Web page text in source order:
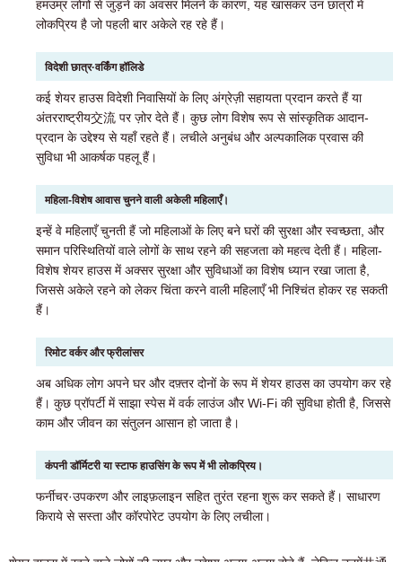
हमउम्र लोगों से जुड़ने का अवसर मिलने के कारण, यह खासकर उन छात्रों में
लोकप्रिय है जो पहली बार अकेले रह रहे हैं।
विदेशी छात्र·वर्किंग हॉलिडे
कई शेयर हाउस विदेशी निवासियों के लिए अंग्रेज़ी सहायता प्रदान करते हैं या
अंतरराष्ट्रीय交流 पर ज़ोर देते हैं। कुछ लोग विशेष रूप से सांस्कृतिक आदान-
प्रदान के उद्देश्य से यहाँ रहते हैं। लचीले अनुबंध और अल्पकालिक प्रवास की
सुविधा भी आकर्षक पहलू हैं।
महिला-विशेष आवास चुनने वाली अकेली महिलाएँ।
इन्हें वे महिलाएँ चुनती हैं जो महिलाओं के लिए बने घरों की सुरक्षा और स्वच्छता, और
समान परिस्थितियों वाले लोगों के साथ रहने की सहजता को महत्व देती हैं। महिला-
विशेष शेयर हाउस में अक्सर सुरक्षा और सुविधाओं का विशेष ध्यान रखा जाता है,
जिससे अकेले रहने को लेकर चिंता करने वाली महिलाएँ भी निश्चिंत होकर रह सकती
हैं।
रिमोट वर्कर और फ्रीलांसर
अब अधिक लोग अपने घर और दफ़्तर दोनों के रूप में शेयर हाउस का उपयोग कर रहे
हैं। कुछ प्रॉपर्टी में साझा स्पेस में वर्क लाउंज और Wi-Fi की सुविधा होती है, जिससे
काम और जीवन का संतुलन आसान हो जाता है।
कंपनी डॉर्मिटरी या स्टाफ हाउसिंग के रूप में भी लोकप्रिय।
फर्नीचर·उपकरण और लाइफ़लाइन सहित तुरंत रहना शुरू कर सकते हैं। साधारण
किराये से सस्ता और कॉरपोरेट उपयोग के लिए लचीला।